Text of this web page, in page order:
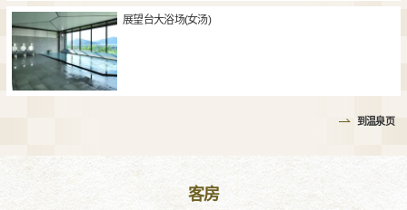
展望台大浴场(女汤)
到温泉页
客房